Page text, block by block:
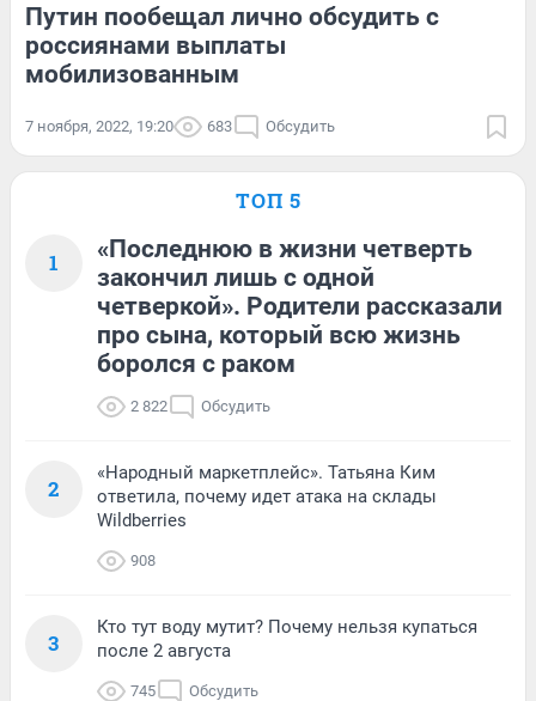
Путин пообещал лично обсудить с
россиянами выплаты
мобилизованным
7 ноября, 2022, 19:20 683 Обсудить
ТОП 5
1
«Последнюю в жизни четверть
закончил лишь с одной
четверкой». Родители рассказали
про сына, который всю жизнь
боролся с раком
2 822 Обсудить
2
«Народный маркетплейс». Татьяна Ким
ответила, почему идет атака на склады
Wildberries
908
3
Кто тут воду мутит? Почему нельзя купаться
после 2 августа
745 Обсудить